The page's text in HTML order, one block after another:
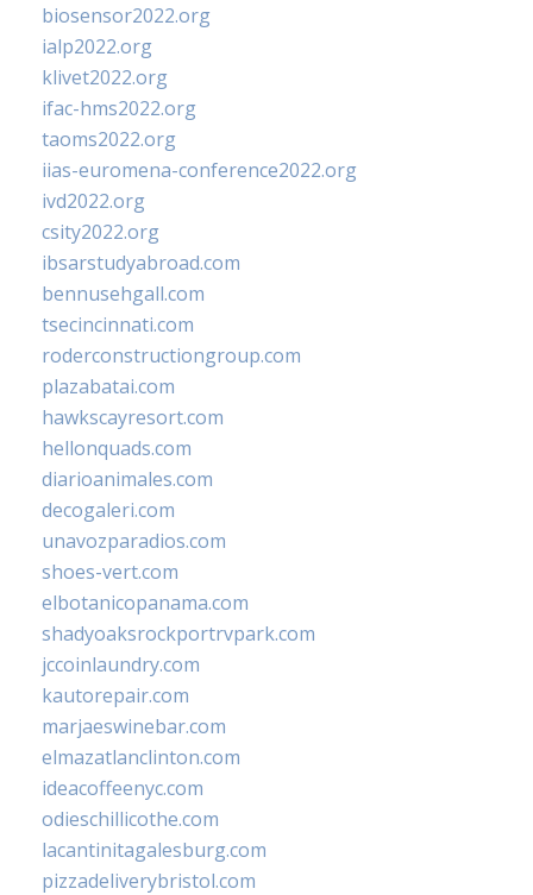
biosensor2022.org
ialp2022.org
klivet2022.org
ifac-hms2022.org
taoms2022.org
iias-euromena-conference2022.org
ivd2022.org
csity2022.org
ibsarstudyabroad.com
bennusehgall.com
tsecincinnati.com
roderconstructiongroup.com
plazabatai.com
hawkscayresort.com
hellonquads.com
diarioanimales.com
decogaleri.com
unavozparadios.com
shoes-vert.com
elbotanicopanama.com
shadyoaksrockportrvpark.com
jccoinlaundry.com
kautorepair.com
marjaeswinebar.com
elmazatlanclinton.com
ideacoffeenyc.com
odieschillicothe.com
lacantinitagalesburg.com
pizzadeliverybristol.com